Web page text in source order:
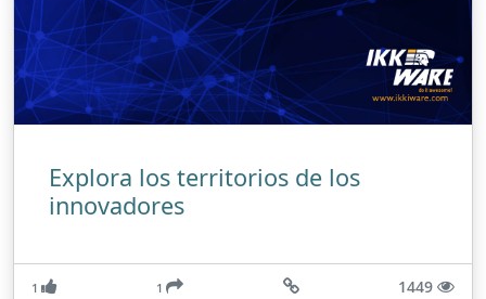
Explora los territorios de los
innovadores
1 1 1449